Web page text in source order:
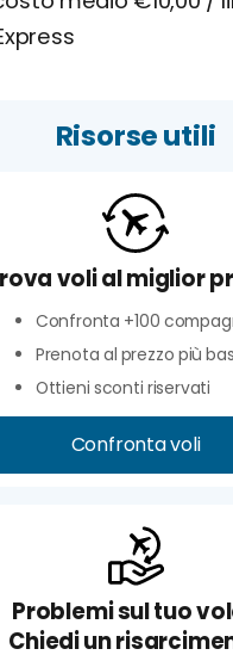
Risorse utili
voli al miglior
Confronta +100
Prenota al prezzo più
Ottieni sconti riservati
Confronta voli
Problemi sul tuo
Chiedi un